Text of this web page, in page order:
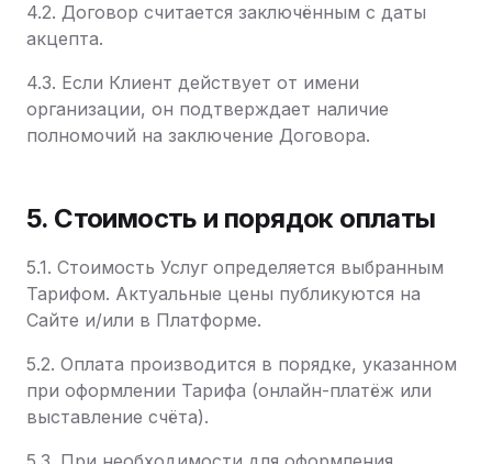
4.2. Договор считается заключённым с даты
акцепта.
4.3. Если Клиент действует от имени
организации, он подтверждает наличие
полномочий на заключение Договора.
5. Стоимость и порядок оплаты
5.1. Стоимость Услуг определяется выбранным
Тарифом. Актуальные цены публикуются на
Сайте и/или в Платформе.
5.2. Оплата производится в порядке, указанном
при оформлении Тарифа (онлайн-платёж или
выставление счёта).